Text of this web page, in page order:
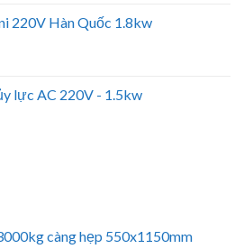
220V Hàn Quốc 1.8kw
lực AC 220V - 1.5kw
càng hẹp 550x1150mm